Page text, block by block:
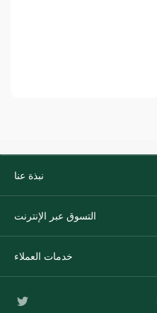
نبذة عنا
التسوق عبر الإنترنت
خدمات العملاء